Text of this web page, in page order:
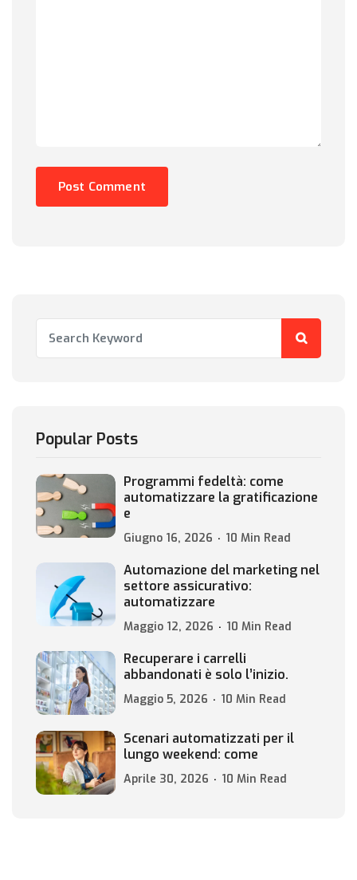
Popular Posts
Programmi fedeltà: come
automatizzare la gratificazione
e
Giugno 16, 2026 10 Min Read
Automazione del marketing nel
settore assicurativo:
automatizzare
Maggio 12, 2026 10 Min Read
Recuperare i carrelli
abbandonati è solo l’inizio.
Maggio 5, 2026 10 Min Read
Scenari automatizzati per il
lungo weekend: come
Aprile 30, 2026 10 Min Read